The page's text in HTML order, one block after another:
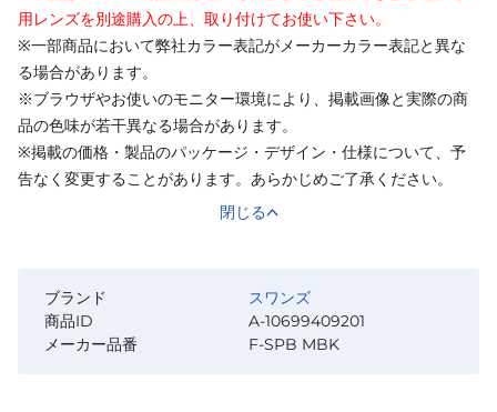
用レンズを別途購入の上、取り付けてお使い下さい。
※一部商品において弊社カラー表記がメーカーカラー表記と異な
る場合があります。
※ブラウザやお使いのモニター環境により、掲載画像と実際の商
品の色味が若干異なる場合があります。
※掲載の価格・製品のパッケージ・デザイン・仕様について、予
告なく変更することがあります。あらかじめご了承ください。
閉じる
ブランド
スワンズ
商品ID
A-10699409201
メーカー品番
F-SPB MBK